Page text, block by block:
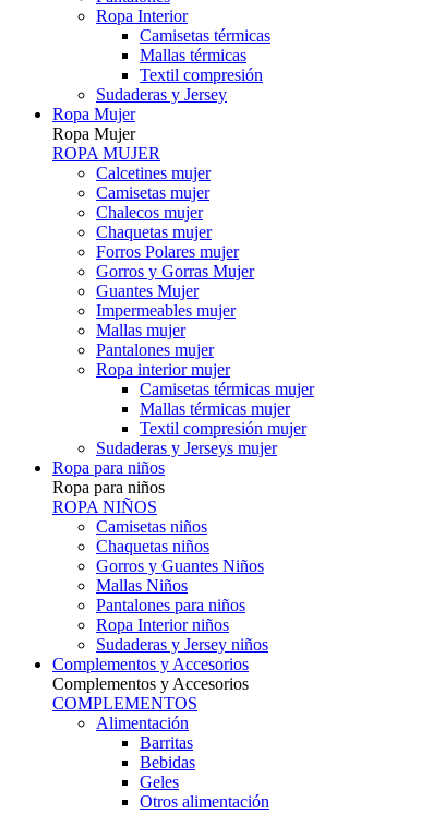
Ropa Interior
Camisetas térmicas
Mallas térmicas
Textil compresión
Sudaderas y Jersey
Ropa Mujer
Ropa Mujer
ROPA MUJER
Calcetines mujer
Camisetas mujer
Chalecos mujer
Chaquetas mujer
Forros Polares mujer
Gorros y Gorras Mujer
Guantes Mujer
Impermeables mujer
Mallas mujer
Pantalones mujer
Ropa interior mujer
Camisetas térmicas mujer
Mallas térmicas mujer
Textil compresión mujer
Sudaderas y Jerseys mujer
Ropa para niños
Ropa para niños
ROPA NIÑOS
Camisetas niños
Chaquetas niños
Gorros y Guantes Niños
Mallas Niños
Pantalones para niños
Ropa Interior niños
Sudaderas y Jersey niños
Complementos y Accesorios
Complementos y Accesorios
COMPLEMENTOS
Alimentación
Barritas
Bebidas
Geles
Otros alimentación